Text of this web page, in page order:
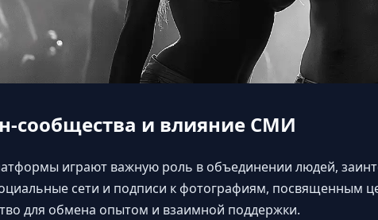
сообщества и влияние СМИ
играют важную роль в объединении людей,
сети и подписи к фотографиям, посвященным
для обмена опытом и взаимной поддержки.